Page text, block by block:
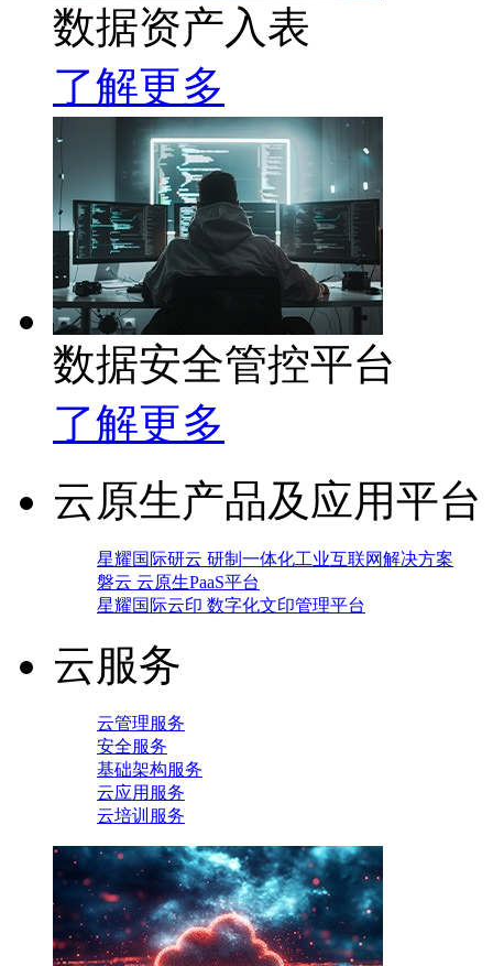
数据资产入表
了解更多
数据安全管控平台
了解更多
云原生产品及应用平台
星耀国际研云 研制一体化工业互联网解决方案
磐云 云原生PaaS平台
星耀国际云印 数字化文印管理平台
云服务
云管理服务
安全服务
基础架构服务
云应用服务
云培训服务